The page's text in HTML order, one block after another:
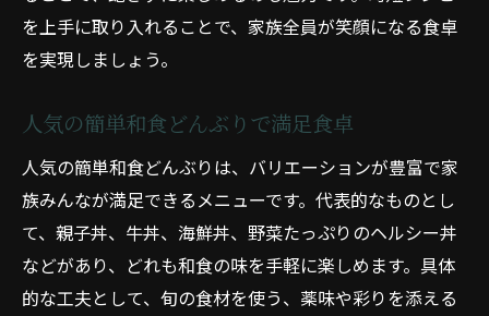
を上手に取り入れることで、家族全員が笑顔になる食卓
を実現しましょう。
人気の簡単和食どんぶりで満足食卓
人気の簡単和食どんぶりは、バリエーションが豊富で家
族みんなが満足できるメニューです。代表的なものとし
て、親子丼、牛丼、海鮮丼、野菜たっぷりのヘルシー丼
などがあり、どれも和食の味を手軽に楽しめます。具体
的な工夫として、旬の食材を使う、薬味や彩りを添える